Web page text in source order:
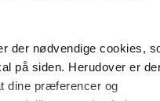
der nødvendige cookies,
på siden. Herudover er
dine præferencer og
Returvarer